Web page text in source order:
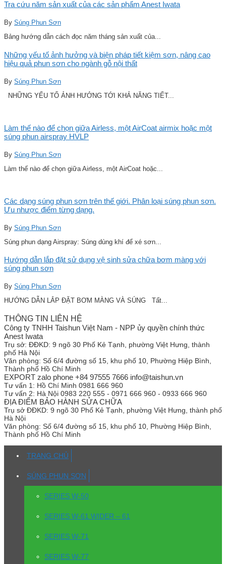
Tra cứu năm sản xuất của các sản phẩm Anest Iwata
By Súng Phun Sơn
Bảng hướng dẫn cách đọc năm tháng sản xuất của...
Những yếu tố ảnh hưởng và biện pháp tiết kiệm sơn, nâng cao
hiệu quả phun sơn cho ngành gỗ nội thất
By Súng Phun Sơn
NHỮNG YẾU TỐ ẢNH HƯỞNG TỚI KHẢ NĂNG TIẾT...
Làm thế nào để chọn giữa Airless, một AirCoat airmix hoặc một
súng phun airspray HVLP
By Súng Phun Sơn
Làm thế nào để chọn giữa Airless, một AirCoat hoặc...
Các dạng súng phun sơn trên thế giới. Phân loại súng phun sơn.
Ưu nhược điểm từng dạng.
By Súng Phun Sơn
Súng phun dạng Airspray: Súng dùng khí để xé sơn...
Hướng dẫn lắp đặt sử dụng vệ sinh sửa chữa bơm màng với
súng phun sơn
By Súng Phun Sơn
HƯỚNG DẪN LẮP ĐẶT BƠM MÀNG VÀ SÚNG Tất...
THÔNG TIN LIÊN HỆ
Công ty TNHH Taishun Việt Nam - NPP ủy quyền chính thức
Anest Iwata
Trụ sở: ĐĐKD: 9 ngõ 30 Phố Kẻ Tạnh, phường Việt Hưng, thành
phố Hà Nội
Văn phòng: Số 6/4 đường số 15, khu phố 10, Phường Hiệp Bình,
Thành phố Hồ Chí Minh
EXPORT zalo phone +84 97555 7666 info@taishun.vn
Tư vấn 1: Hồ Chí Minh 0981 666 960
Tư vấn 2: Hà Nội 0983 220 555 - 0971 666 960 - 0933 666 960
ĐỊA ĐIỂM BẢO HÀNH SỬA CHỮA
Trụ sở ĐĐKD: 9 ngõ 30 Phố Kẻ Tạnh, phường Việt Hưng, thành phố
Hà Nội
Văn phòng: Số 6/4 đường số 15, khu phố 10, Phường Hiệp Bình,
Thành phố Hồ Chí Minh
TRANG CHỦ
SÚNG PHUN SƠN
SERIES W-50
SERIES W-61 WIDER – 61
SERIES W-71
SERIES W-77